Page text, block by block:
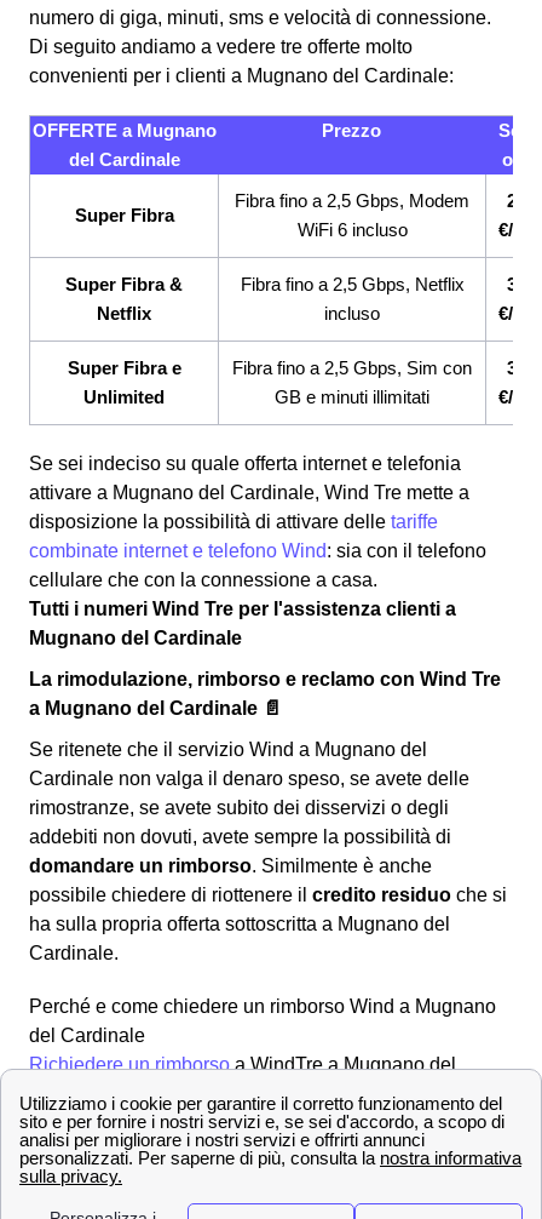
numero di giga, minuti, sms e velocità di connessione.
Di seguito andiamo a vedere tre offerte molto
convenienti per i clienti a Mugnano del Cardinale:
OFFERTE a Mugnano
del Cardinale
Prezzo
Super Fibra
Fibra fino a 2,5 Gbps, Modem
WiFi 6 incluso
€/
Super Fibra &
Netflix
Fibra fino a 2,5 Gbps, Netflix
incluso
€/
Super Fibra e
Unlimited
Fibra fino a 2,5 Gbps, Sim con
GB e minuti illimitati
€/
Se sei indeciso su quale offerta internet e telefonia
attivare a Mugnano del Cardinale, Wind Tre mette a
disposizione la possibilità di attivare delle tariffe
combinate internet e telefono Wind: sia con il telefono
cellulare che con la connessione a casa.
Tutti i numeri Wind Tre per l'assistenza clienti a
Mugnano del Cardinale
La rimodulazione, rimborso e reclamo con Wind Tre
a Mugnano del Cardinale 📄
Se ritenete che il servizio Wind a Mugnano del
Cardinale non valga il denaro speso, se avete delle
rimostranze, se avete subito dei disservizi o degli
addebiti non dovuti, avete sempre la possibilità di
domandare un rimborso. Similmente è anche
possibile chiedere di riottenere il credito residuo che si
ha sulla propria offerta sottoscritta a Mugnano del
Cardinale.
Perché e come chiedere un rimborso Wind a Mugnano
del Cardinale
Richiedere un rimborsoa WindTre a Mugnano del
Cardinale è una procedura alquanto semplice e lineare
che può essere svolta per molteplici ragioni, ad
esempio:
fatturazioni errate
addebito ogni 28 giorni